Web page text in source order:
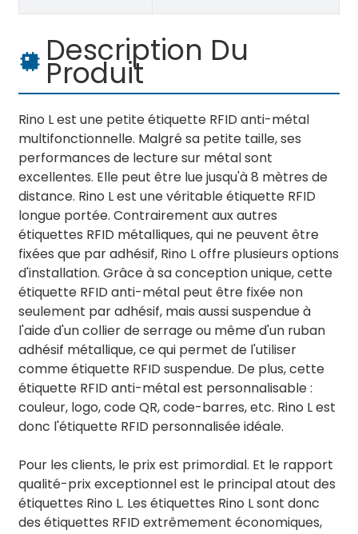
Description Du
Produit
Rino L est une petite étiquette RFID anti-métal
multifonctionnelle. Malgré sa petite taille, ses
performances de lecture sur métal sont
excellentes. Elle peut être lue jusqu'à 8 mètres de
distance. Rino L est une véritable étiquette RFID
longue portée. Contrairement aux autres
étiquettes RFID métalliques, qui ne peuvent être
fixées que par adhésif, Rino L offre plusieurs options
d'installation. Grâce à sa conception unique, cette
étiquette RFID anti-métal peut être fixée non
seulement par adhésif, mais aussi suspendue à
l'aide d'un collier de serrage ou même d'un ruban
adhésif métallique, ce qui permet de l'utiliser
comme étiquette RFID suspendue. De plus, cette
étiquette RFID anti-métal est personnalisable :
couleur, logo, code QR, code-barres, etc. Rino L est
donc l'étiquette RFID personnalisée idéale.
Pour les clients, le prix est primordial. Et le rapport
qualité-prix exceptionnel est le principal atout des
étiquettes Rino L. Les étiquettes Rino L sont donc
des étiquettes RFID extrêmement économiques,